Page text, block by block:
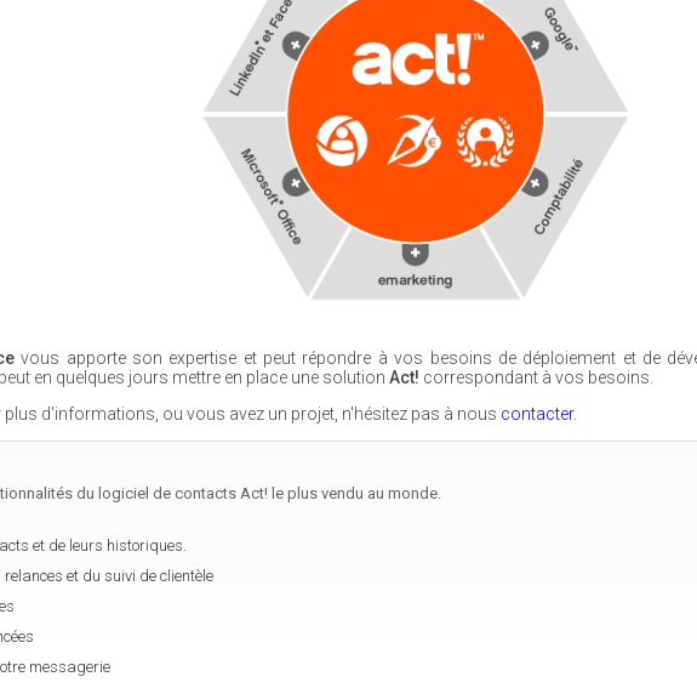
vous apporte son expertise et peut répondre à vos besoins de déploiement et de
en quelques jours mettre en place une solution Act! correspondant à vos besoins.
d'informations, ou vous avez un projet, n'hésitez pas à nous contacter.
du logiciel de contacts Act! le plus vendu au monde.
et de leurs historiques.
et du suivi de clientèle
messagerie